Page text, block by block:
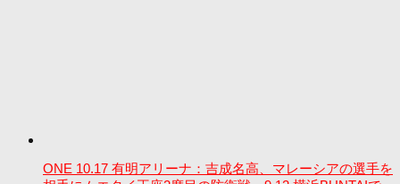
ONE 10.17 有明アリーナ：吉成名高、マレーシアの選手を